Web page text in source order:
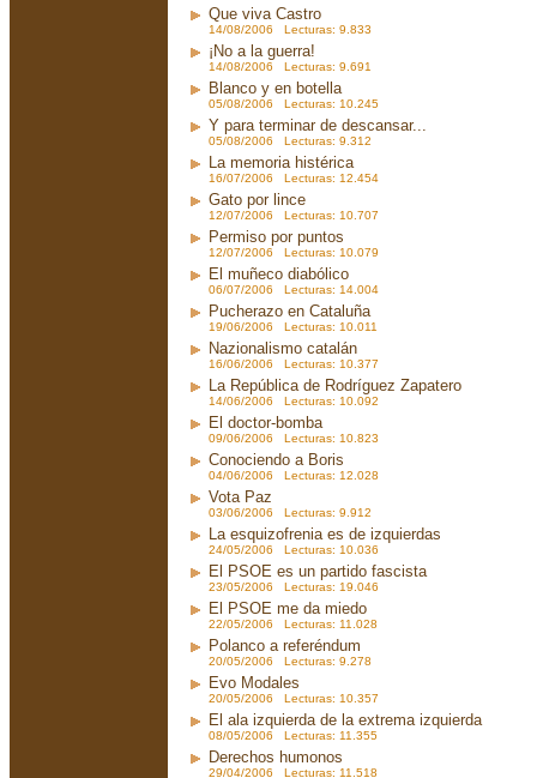
Que viva Castro
14/08/2006 Lecturas: 9.833
¡No a la guerra!
14/08/2006 Lecturas: 9.691
Blanco y en botella
05/08/2006 Lecturas: 10.245
Y para terminar de descansar...
05/08/2006 Lecturas: 9.312
La memoria histérica
16/07/2006 Lecturas: 12.454
Gato por lince
12/07/2006 Lecturas: 10.707
Permiso por puntos
12/07/2006 Lecturas: 10.079
El muñeco diabólico
06/07/2006 Lecturas: 14.004
Pucherazo en Cataluña
19/06/2006 Lecturas: 10.011
Nazionalismo catalán
16/06/2006 Lecturas: 10.377
La República de Rodríguez Zapatero
14/06/2006 Lecturas: 10.092
El doctor-bomba
09/06/2006 Lecturas: 10.823
Conociendo a Boris
04/06/2006 Lecturas: 12.028
Vota Paz
03/06/2006 Lecturas: 9.912
La esquizofrenia es de izquierdas
24/05/2006 Lecturas: 10.036
El PSOE es un partido fascista
23/05/2006 Lecturas: 19.046
El PSOE me da miedo
22/05/2006 Lecturas: 11.028
Polanco a referéndum
20/05/2006 Lecturas: 9.278
Evo Modales
20/05/2006 Lecturas: 10.357
El ala izquierda de la extrema izquierda
08/05/2006 Lecturas: 11.355
Derechos humonos
29/04/2006 Lecturas: 11.518